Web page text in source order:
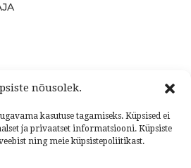
nõusolek.
kasutuse tagamiseks. Küpsised ei
ja privaatset informatsiooni. Küpsiste
ning meie küpsistepoliitikast.